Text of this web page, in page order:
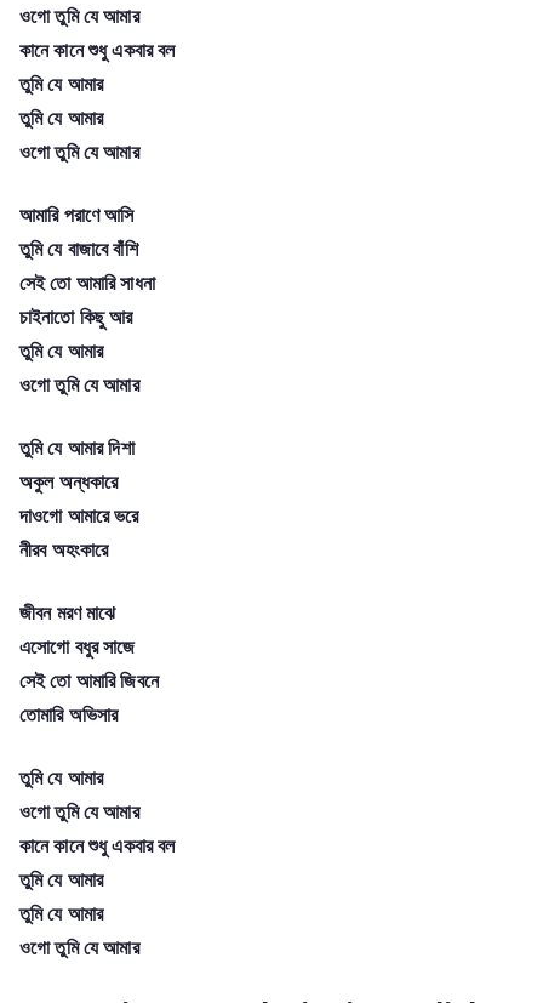
ওগো তুমি যে আমার
কানে কানে শুধু একবার বল
তুমি যে আমার
তুমি যে আমার
ওগো তুমি যে আমার
আমারি পরাণে আসি
তুমি যে বাজাবে বাঁশি
সেই তো আমারি সাধনা
চাইনাতো কিছু আর
তুমি যে আমার
ওগো তুমি যে আমার
তুমি যে আমার দিশা
অকুল অন্ধকারে
দাওগো আমারে ভরে
নীরব অহংকারে
জীবন মরণ মাঝে
এসোগো বধুর সাজে
সেই তো আমারি জিবনে
তোমারি অভিসার
তুমি যে আমার
ওগো তুমি যে আমার
কানে কানে শুধু একবার বল
তুমি যে আমার
তুমি যে আমার
ওগো তুমি যে আমার